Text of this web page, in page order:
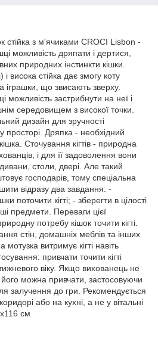
стійка з м'ячиками CROCI Lisbon -
можливість дряпати і дертися,
природних інстинкти кішки.
висока стійка дає змогу коту
іграшки, що звисають зверху.
можливість застрибнути на неї і
середовищем з високої точки.
дизайн для зручності
просторі. Дряпка - необхідний
Сточування кігтів - природна
і для її задоволення вони
столи, двері. Але такий
господарів, тому спеціальна
відразу два завдання: -
поточити кігті; - зберегти в цілості
предмети. Переваги цієї
потребу кішок точити кігті.
стін, домашніх меблів та інших
витримує кігті навіть
привчати точити кігті
віку. Якщо вихованець не
його можна привчати, застосовуючи
залучення до гри. Рекомендується
або на кухні, а не у вітальні
см